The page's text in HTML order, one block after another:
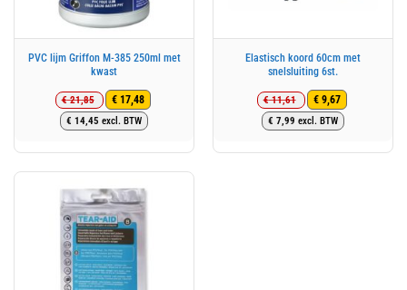
PVC lijm Griffon M-385 250ml met
kwast
€21,85
Oorspronkelijke
prijs
€ 21,85.
€ 17,48
Huidige
prijs
€ 17,48.
€ 14,45 excl. BTW
Elastisch koord 60cm met
snelsluiting 6st.
€11,61
Oorspronkelijke
prijs
€ 11,61.
€ 9,67
Huidige
prijs
€ 9,67.
€ 7,99 excl. BTW